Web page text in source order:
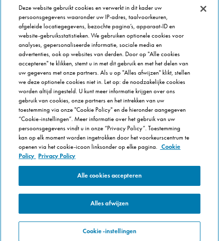
Meld je direct aan!
Franchise Brochure
Veel gestelde vragen
OVER DOMINOS
Newsroom
Werken bij Domino's
Care Team (voor medewerkers)
Scam waarschuwing
Privacybeleid
Voorwaarden & Condities
Cookie Policy
Cookie-instellingen
© 2025 Domino's Pizza Enterprises Ltd
Deze website gebruikt cookies en verwerkt in dit kader uw
persoonsgegevens waaronder uw IP-adres, taalvoorkeuren,
afgeleide locatiegegevens, bezochte pagina’s, apparaat-ID en
website-gebruiksstatistieken. We gebruiken optionele cookies voor
analyses, gepersonaliseerde informatie, sociale media en
advertenties, ook op websites van derden. Door op "Alle cookies
accepteren" te klikken, stemt u in met dit gebruik en met het delen van
uw gegevens met onze partners. Als u op "Alles afwijzen" klikt, stellen
we deze optionele cookies niet in. Let op: de noodzakelijke cookies
worden altijd ingesteld. U kunt meer informatie krijgen over ons
gebruik van cookies, onze partners en het intrekken van uw
toestemming via onze "Cookie Policy" en de hieronder aangegeven
“Cookie-instellingen”. Meer informatie over het gebruik van uw
persoonsgegevens vindt u in onze “Privacy Policy”. Toestemming
kan op elk moment worden ingetrokken door het voorkeurscentrum te
openen via het cookie-icoon linksonder op elke pagina. Cookie
Policy Privacy Policy
Alle cookies accepteren
Alles afwijzen
Cookie-instellingen